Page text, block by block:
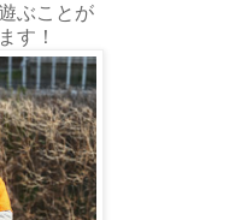
ぶことが
す！